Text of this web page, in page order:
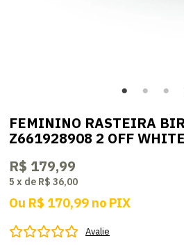
FEMININO RASTEIRA
Z661928908 2 OFF WHITE
R$ 179,99
5 x de R$ 36,00
Ou R$ 170,99 no PIX
Avalie